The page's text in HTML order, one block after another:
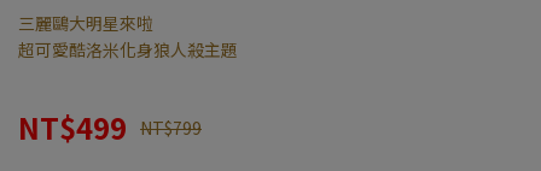
三麗鷗大明星來啦
超可愛酷洛米化身狼人殺主題
NT$499 NT$799